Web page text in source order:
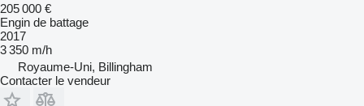
205 000 €
Engin de battage
2017
3 350 m/h
Royaume-Uni, Billingham
Contacter le vendeur